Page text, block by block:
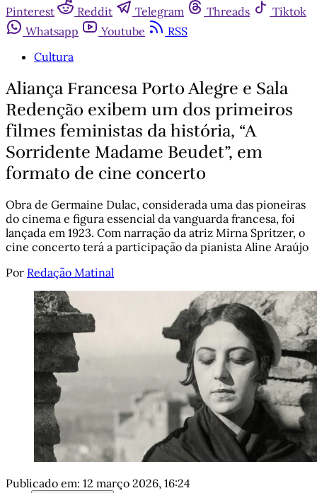
Pinterest
Reddit Telegram Threads
Tiktok
Whatsapp
Youtube
RSS
Cultura
Aliança Francesa Porto Alegre e Sala
Redenção exibem um dos primeiros
filmes feministas da história, “A
Sorridente Madame Beudet”, em
formato de cine concerto
Obra de Germaine Dulac, considerada uma das pioneiras
do cinema e figura essencial da vanguarda francesa, foi
lançada em 1923. Com narração da atriz Mirna Spritzer, o
cine concerto terá a participação da pianista Aline Araújo
Por Redação Matinal
Publicado em: 12 março 2026, 16:24